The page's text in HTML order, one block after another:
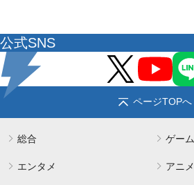
公式SNS
ページTOPへ
総合 ゲーム
エンタメ アニメ